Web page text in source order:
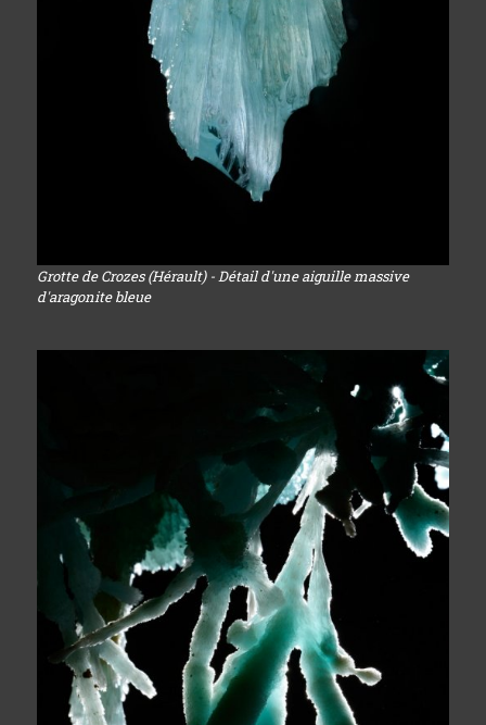
Grotte de Crozes (Hérault) - Détail d'une aiguille massive
d'aragonite bleue